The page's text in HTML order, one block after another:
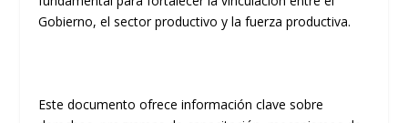
Gobierno, el sector productivo y la fuerza productiva.
Este documento ofrece información clave sobre